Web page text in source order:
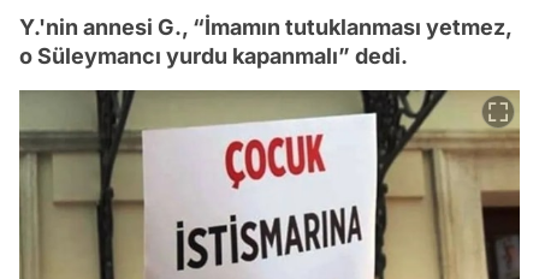
Y.'nin annesi G., “İmamın tutuklanması yetmez,
o Süleymancı yurdu kapanmalı” dedi.